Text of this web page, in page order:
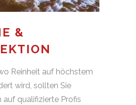
&
Reinheit auf höchstem
wird, sollten Sie
auf qualifizierte Profis